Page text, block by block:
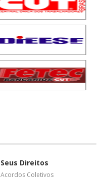
Seus Direitos
Acordos Coletivos